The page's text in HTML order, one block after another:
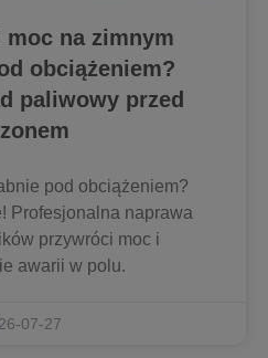
na zimnym
obciążeniem?
paliwowy przed
pod obciążeniem?
Profesjonalna naprawa
przywróci moc i
awarii w polu.
07-27